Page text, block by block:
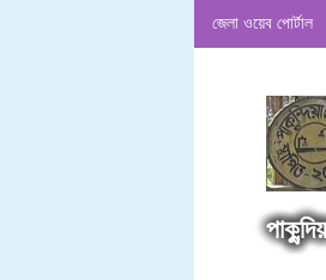
জেলা ওয়েব পোর্টাল